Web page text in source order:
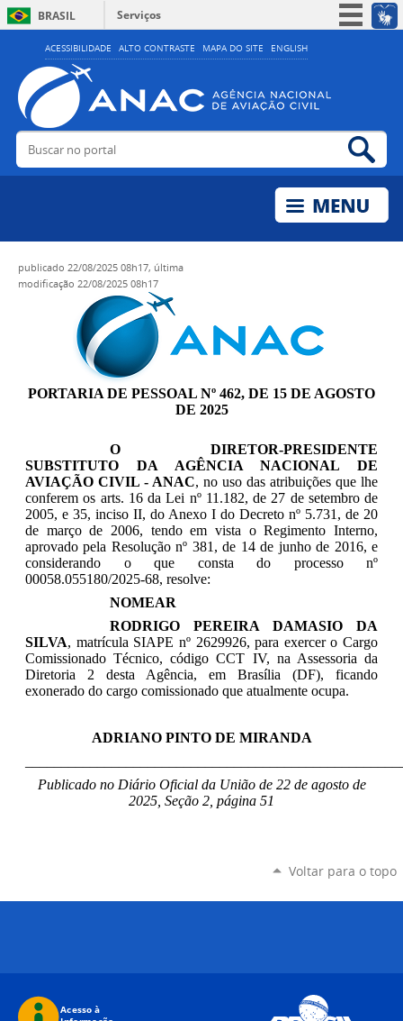
ACESSIBILIDADE ALTO CONTRASTE MAPA DO SITE ENGLISH
BRASIL
Serviços
Simplifique!
Acesso à informação
Legislação
Buscar no portal
publicado 22/08/2025 08h17, última
modificação 22/08/2025 08h17
PORTARIA DE PESSOAL Nº 462, DE 15 DE AGOSTO
DE 2025
O DIRETOR-PRESIDENTE
SUBSTITUTO DA AGÊNCIA NACIONAL DE
AVIAÇÃO CIVIL - ANAC, no uso das atribuições que lhe
conferem os arts. 16 da Lei nº 11.182, de 27 de setembro de
2005, e 35, inciso II, do Anexo I do Decreto nº 5.731, de 20
de março de 2006, tendo em vista o Regimento Interno,
aprovado pela Resolução nº 381, de 14 de junho de 2016, e
considerando o que consta do processo nº
00058.055180/2025-68, resolve:
NOMEAR
RODRIGO PEREIRA DAMASIO DA
SILVA, matrícula SIAPE nº 2629926, para exercer o Cargo
Comissionado Técnico, código CCT IV, na Assessoria da
Diretoria 2 desta Agência, em Brasília (DF), ficando
exonerado do cargo comissionado que atualmente ocupa.
ADRIANO PINTO DE MIRANDA
Publicado no Diário Oficial da União de 22 de agostode
2025, Seção 2, página 51
Voltar para o topo